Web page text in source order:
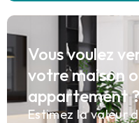
Vous voulez
votre maison
appartement
Estimez la valeur